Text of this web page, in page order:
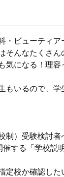
・ビューティ
そんなたくさ
気になる！理
もいるので、
制）受験検討
催する「学校説
校か確認した